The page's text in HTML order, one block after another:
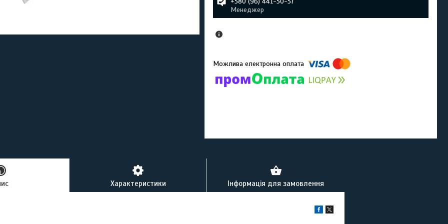
Менеджер
Характеристики Інформація для замовлення